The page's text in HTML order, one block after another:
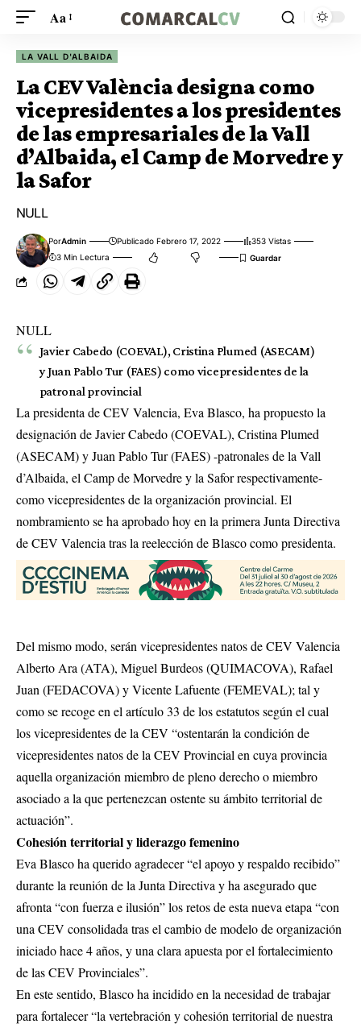
Aa
LA VALL D'ALBAIDA
La CEV València designa como
vicepresidentes a los presidentes
de las empresariales de la Vall
d’Albaida, el Camp de Morvedre y
la Safor
NULL
PorAdmin Publicado Febrero 17, 2022
353 Vistas
3 Min Lectura
NULL
Javier Cabedo (COEVAL), Cristina Plumed (ASECAM)
y Juan Pablo Tur (FAES) como vicepresidentes de la
patronal provincial
La presidenta de CEV Valencia, Eva Blasco, ha propuesto la
designación de Javier Cabedo (COEVAL), Cristina Plumed
(ASECAM) y Juan Pablo Tur (FAES) -patronales de la Vall
d’Albaida, el Camp de Morvedre y la Safor respectivamente-
como vicepresidentes de la organización provincial. El
nombramiento se ha aprobado hoy en la primera Junta Directiva
de CEV Valencia tras la reelección de Blasco como presidenta.
Del mismo modo, serán vicepresidentes natos de CEV Valencia
Alberto Ara (ATA), Miguel Burdeos (QUIMACOVA), Rafael
Juan (FEDACOVA) y Vicente Lafuente (FEMEVAL); tal y
como se recoge en el artículo 33 de los estatutos según el cual
los vicepresidentes de la CEV “ostentarán la condición de
vicepresidentes natos de la CEV Provincial en cuya provincia
aquella organización miembro de pleno derecho o miembro
asociado a la que pertenezcan ostente su ámbito territorial de
actuación”.
Cohesión territorial y liderazgo femenino
Eva Blasco ha querido agradecer “el apoyo y respaldo recibido”
durante la reunión de la Junta Directiva y ha asegurado que
afronta “con fuerza e ilusión” los retos de esta nueva etapa “con
una CEV consolidada tras el cambio de modelo de organización
iniciado hace 4 años, y una clara apuesta por el fortalecimiento
de las CEV Provinciales”.
En este sentido, Blasco ha incidido en la necesidad de trabajar
para fortalecer “la vertebración y cohesión territorial de nuestra